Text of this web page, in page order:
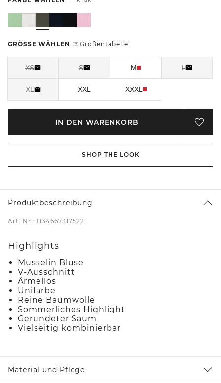
GRÖSSE WÄHLEN Größentabelle
XS S M L
XL XXL XXXL
IN DEN WARENKORB
SHOP THE LOOK
Produktbeschreibung
Art. Nr.: B34667317522
Highlights
Musselin Bluse
V-Ausschnitt
Ärmellos
Unifarbe
Reine Baumwolle
Sommerliches Highlight
Gerundeter Saum
Vielseitig kombinierbar
Material und Pflege